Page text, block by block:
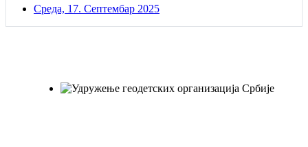
Среда, 17. Септембар 2025